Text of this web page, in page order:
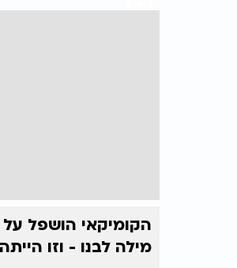
הקומיקאי הושפל
מילה לבנו - וזו